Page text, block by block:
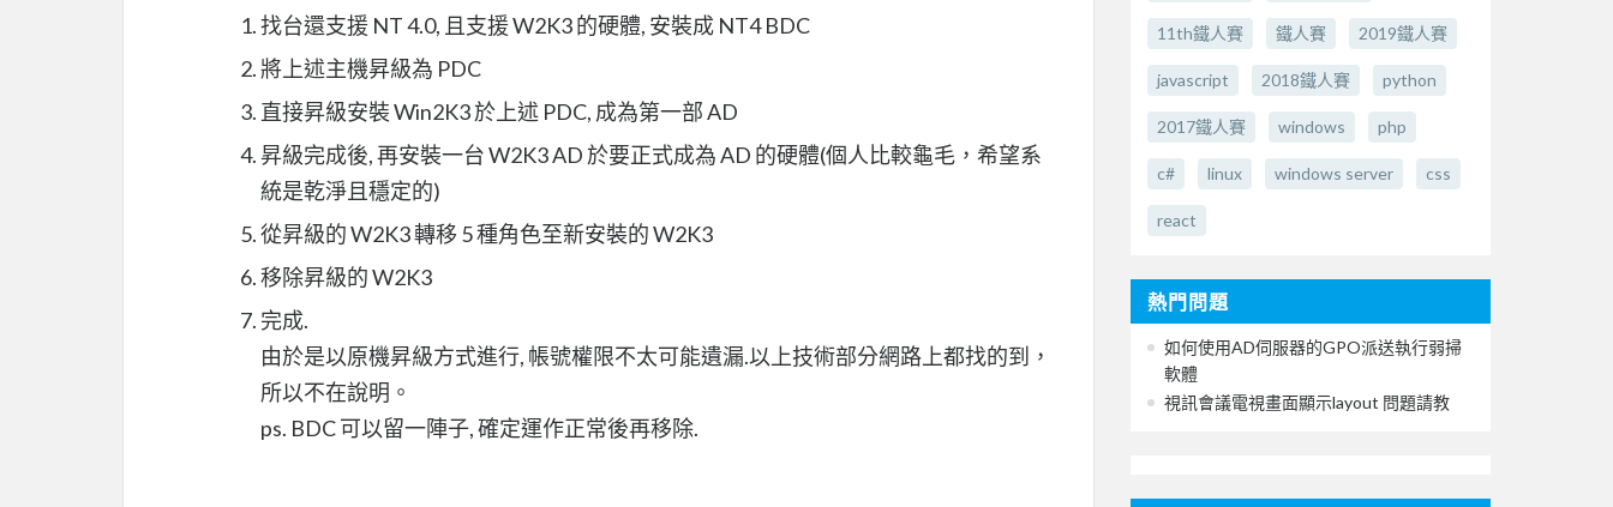
找台還支援 NT 4.0, 且支援 W2K3 的硬體, 安裝成 NT4 BDC
將上述主機昇級為 PDC
直接昇級安裝 Win2K3 於上述 PDC, 成為第一部 AD
昇級完成後, 再安裝一台 W2K3 AD 於要正式成為 AD 的硬體(個人比較龜毛，希望系
統是乾淨且穩定的)
從昇級的 W2K3 轉移 5 種角色至新安裝的 W2K3
移除昇級的 W2K3
完成.
由於是以原機昇級方式進行, 帳號權限不太可能遺漏.以上技術部分網路上都找的到，
所以不在說明。
ps. BDC 可以留一陣子, 確定運作正常後再移除.
11th鐵人賽 鐵人賽 2019鐵人賽
javascript 2018鐵人賽 python
2017鐵人賽 windows php
c# linux windows server css
react
熱門問題
如何使用AD伺服器的GPO派送執行弱掃
軟體
視訊會議電視畫面顯示layout 問題請教